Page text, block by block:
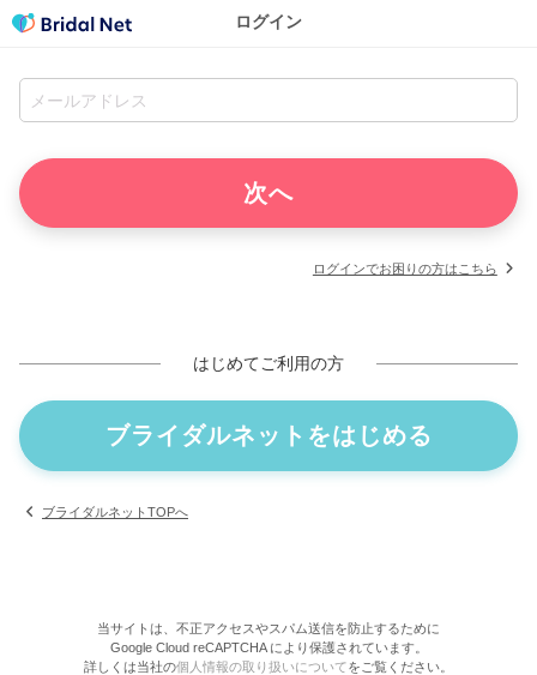
ログイン
ログインでお困りの方はこちら
はじめてご利用の方
ブライダルネットをはじめる
ブライダルネットTOPへ
当サイトは、不正アクセスやスパム送信を防止するために
Google Cloud reCAPTCHA により保護されています。
詳しくは当社の個人情報の取り扱いについてをご覧ください。